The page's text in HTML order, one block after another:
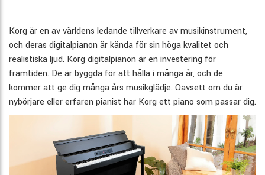
Korg är en av världens ledande tillverkare av musikinstrument,
och deras digitalpianon är kända för sin höga kvalitet och
realistiska ljud. Korg digitalpianon är en investering för
framtiden. De är byggda för att hålla i många år, och de
kommer att ge dig många års musikglädje. Oavsett om du är
nybörjare eller erfaren pianist har Korg ett piano som passar dig.